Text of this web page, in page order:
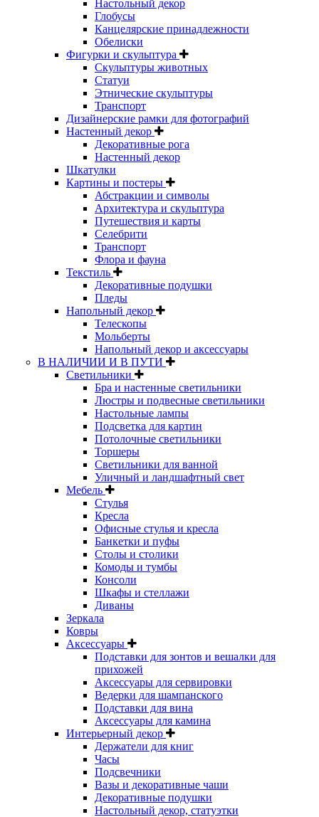
Настольный декор
Глобусы
Канцелярские принадлежности
Обелиски
Фигурки и скульптура
Скульптуры животных
Статуи
Этнические скульптуры
Транспорт
Дизайнерские рамки для фотографий
Настенный декор
Декоративные рога
Настенный декор
Шкатулки
Картины и постеры
Абстракции и символы
Архитектура и скульптура
Путешествия и карты
Селебрити
Транспорт
Флора и фауна
Текстиль
Декоративные подушки
Пледы
Напольный декор
Телескопы
Мольберты
Напольный декор и аксессуары
В НАЛИЧИИ И В ПУТИ
Светильники
Бра и настенные светильники
Люстры и подвесные светильники
Настольные лампы
Подсветка для картин
Потолочные светильники
Торшеры
Светильники для ванной
Уличный и ландшафтный свет
Мебель
Стулья
Кресла
Офисные стулья и кресла
Банкетки и пуфы
Столы и столики
Комоды и тумбы
Консоли
Шкафы и стеллажи
Диваны
Зеркала
Ковры
Аксессуары
Подставки для зонтов и вешалки для
прихожей
Аксессуары для сервировки
Ведерки для шампанского
Подставки для вина
Аксессуары для камина
Интерьерный декор
Держатели для книг
Часы
Подсвечники
Вазы и декоративные чаши
Декоративные подушки
Настольный декор, статуэтки